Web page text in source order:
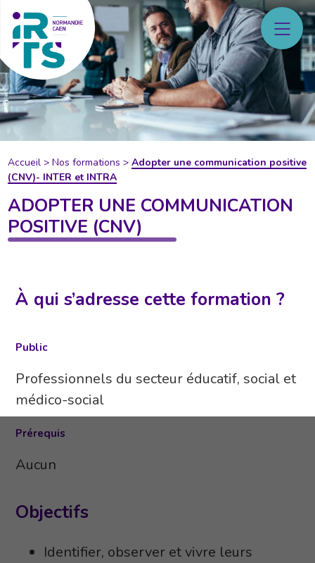
Accueil >Nos formations >Adopter une communication positive
(CNV)- INTER et INTRA
ADOPTER UNE COMMUNICATION
POSITIVE (CNV)
À qui s’adresse cette formation ?
Public
Professionnels du secteur éducatif, social et
médico-social
Prérequis
Aucun
Objectifs
Identifier, observer et vivre leurs